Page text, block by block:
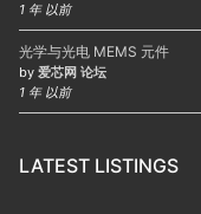
1 年 以前
光学与光电 MEMS 元件
by 爱芯网 论坛
1 年 以前
LATEST LISTINGS